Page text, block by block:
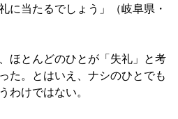
に当たるでしょう」（岐阜県・
ほとんどのひとが「失礼」と考
た。とはいえ、ナシのひとでも
わけではない。